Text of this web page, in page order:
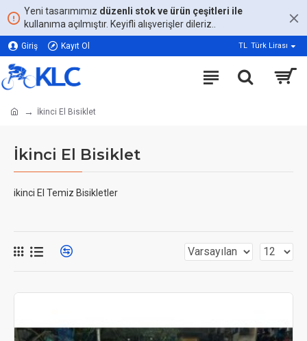
Yeni tasarımımız düzenli stok ve ürün çeşitleri ile
kullanıma açılmıştır. Keyifli alışverişler dileriz..
Giriş Kayıt Ol TL Türk Lirası
İkinci El Bisiklet
İkinci El Bisiklet
ikinci El Temiz Bisikletler